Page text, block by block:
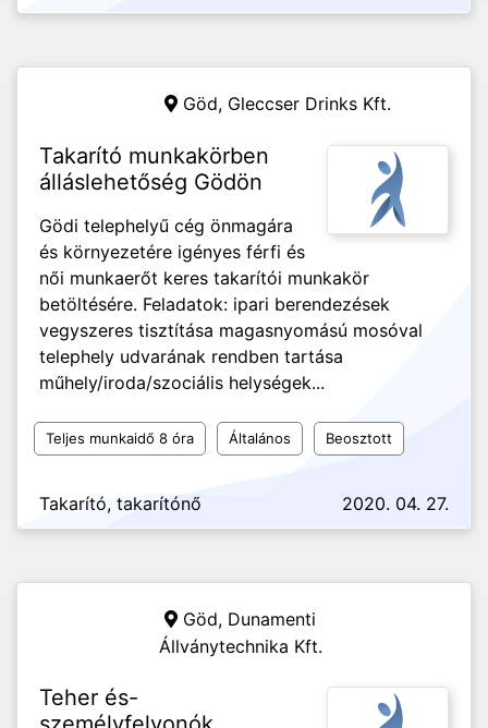
Göd, Gleccser Drinks Kft.
Takarító munkakörben
álláslehetőség Gödön
Gödi telephelyű cég önmagára
és környezetére igényes férfi és
női munkaerőt keres takarítói munkakör
betöltésére. Feladatok: ipari berendezések
vegyszeres tisztítása magasnyomású mosóval
telephely udvarának rendben tartása
műhely/iroda/szociális helységek...
Teljes munkaidő 8 óra Általános Beosztott
Takarító, takarítónő 2020. 04. 27.
Göd, Dunamenti
Állványtechnika Kft.
Teher és-